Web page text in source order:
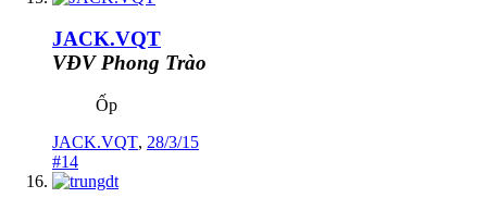
JACK.VQT
VĐV Phong Trào
Ốp
JACK.VQT, 28/3/15
#14